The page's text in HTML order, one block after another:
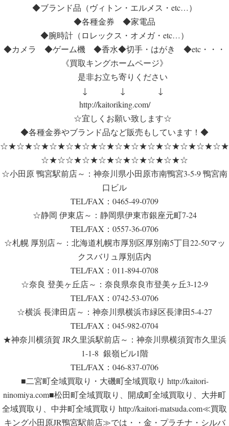
◆ブランド品（ヴィトン・エルメス・etc…）
◆各種金券 ◆家電品
◆腕時計（ロレックス・オメガ・etc…）
◆カメラ ◆ゲーム機 ◆香水◆切手・はがき ◆etc・・・
《買取キングホームページ》
是非お立ち寄りください
↓ ↓ ↓
http://kaitoriking.com/
☆宜しくお願い致します☆
◆各種金券やブランド品など販売もしています！◆
☆★☆★☆★☆★☆★☆★☆★☆★☆★☆★☆★☆★☆★☆★
☆★☆☆★☆★☆★☆★☆★☆★☆★☆
☆小田原 鴨宮駅前店～：神奈川県小田原市南鴨宮3-5-9 鴨宮南
口ビル
TEL/FAX：0465-49-0709
☆静岡 伊東店～：静岡県伊東市銀座元町7-24
TEL/FAX：0557-36-0706
☆札幌 厚別店～：北海道札幌市厚別区厚別南5丁目22-50マッ
クスバリュ厚別店内
TEL/FAX：011-894-0708
☆奈良 登美ヶ丘店～：奈良県奈良市登美ヶ丘3-12-9
TEL/FAX：0742-53-0706
☆横浜 長津田店～：神奈川県横浜市緑区長津田5-4-27
TEL/FAX：045-982-0704
★神奈川横須賀 JR久里浜駅前店～：神奈川県横須賀市久里浜
1-1-8 銀嶺ビル1階
TEL/FAX：046-837-0706
■二宮町全域買取り・大磯町全域買取り http://kaitori-
ninomiya.com■松田町全域買取り、開成町全域買取り、大井町
全域買取り、中井町全域買取り http://kaitori-matsuda.com≪買取
キング小田原JR鴨宮駅前店≫では・・金・プラチナ・シルバ